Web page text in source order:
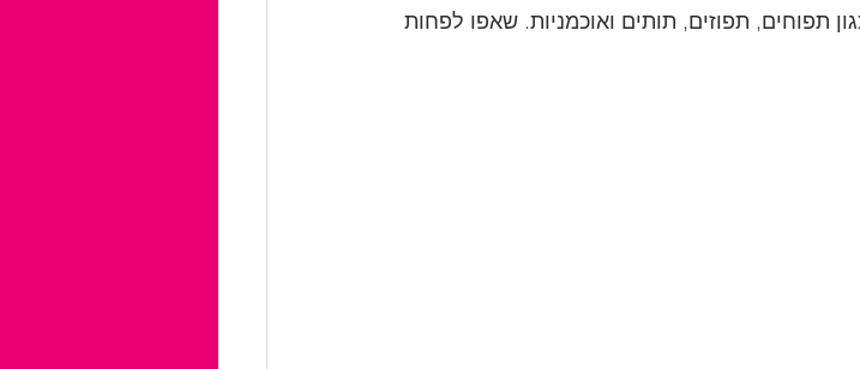
תפוחים, תפוזים, תותים ואוכמניות. שאפו לפחות